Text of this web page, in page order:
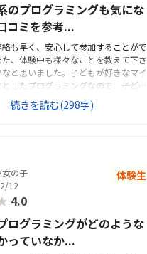
のプログラミングも気にな
コミを参考...
も早く、安心して参加することがで
、体験中も様々なことを教えて下さ
なと思いました。子どもが好きなマイ
したプログラミングなので、子ども
して取り組んでいました。最寄り駅が
、アクセスは少し微妙ですが、車や自
います。他の習い事と比較すると少し
のプログラミングの教室よりも安い
イクラをベースとしたプログラミン
一番惹かれた点です。子どももすご
たので、続けたいと思いました。
続きを読む(298字)
の子
12
体験生
4.0
ログラミングがどのような
っていなか...